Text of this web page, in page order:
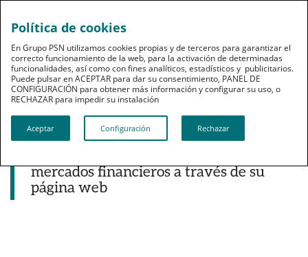
Noticias destacadas
PSN ofrece información bursátil e
mercados financieros a través de su
página web
Política de cookies
En Grupo PSN utilizamos cookies propias y de terceros para garantizar el
correcto funcionamiento de la web, para la activación de determinadas
funcionalidades, así como con fines analíticos, estadísticos y publicitarios.
Puede pulsar en ACEPTAR para dar su consentimiento, PANEL DE
CONFIGURACIÓN para obtener más información y configurar su uso, o
RECHAZAR para impedir su instalación​​​​​​​
Aceptar Configuración Rechazar